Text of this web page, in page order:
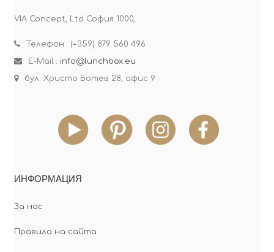
VIA Concept, Ltd София 1000,
Телефон : (+359) 879 560 496
E-Mail : info@lunchbox.eu
бул. Христо Ботев 28, офис 9
ИНФОРМАЦИЯ
За нас
Правила на сайта